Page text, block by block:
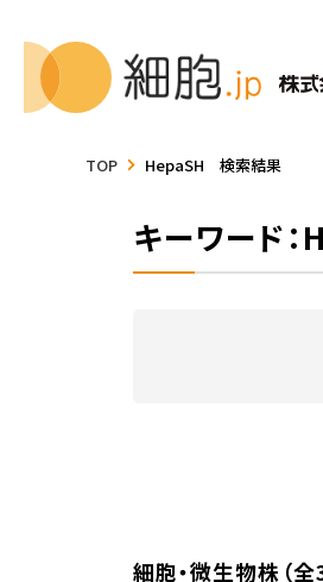
TOP HepaSH 検索結果
キーワード
細胞・微生物株（全